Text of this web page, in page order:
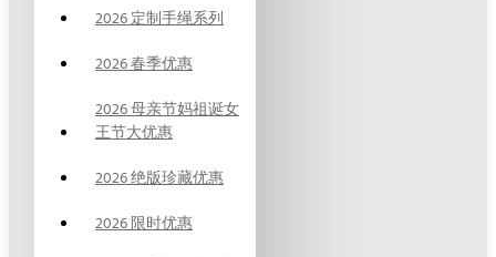
2026 定制手绳系列
2026 春季优惠
2026 母亲节妈祖诞女
王节大优惠
2026 绝版珍藏优惠
2026 限时优惠